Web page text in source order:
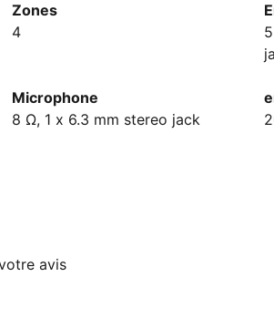
Zones
4
Microphone
8 Ω, 1 x 6.3 mm stereo jack
avis